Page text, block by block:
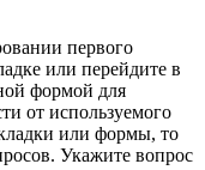
первого
или перейдите в
формой для
от используемого
или формы, то
Укажите вопрос